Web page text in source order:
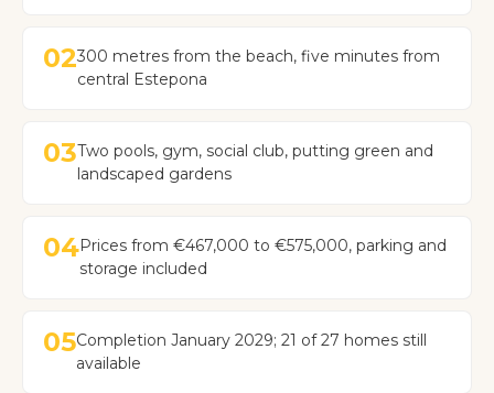
02300 metres from the beach, five minutes from
central Estepona
03Two pools, gym, social club, putting green and
landscaped gardens
04Prices from €467,000 to €575,000, parking and
storage included
05Completion January 2029; 21 of 27 homes still
available